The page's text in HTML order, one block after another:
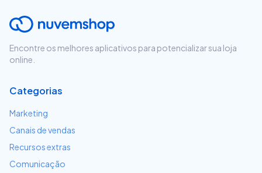
Encontre os melhores aplicativos para potencializar sua loja
online.
Categorias
Marketing
Canais de vendas
Recursos extras
Comunicação